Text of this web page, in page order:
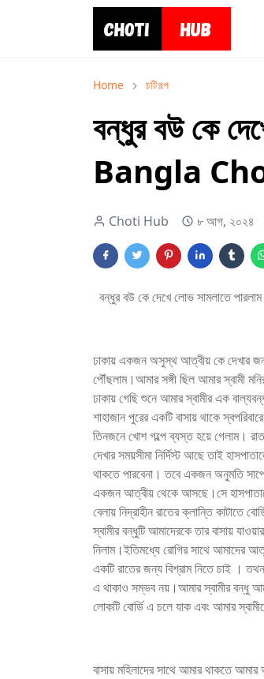
Home চটিগল্প
বন্ধুর বউ কে
Bangla
Choti Hub ৮ আগ, ২০২৪
বন্ধুর বউ কে দেখে লোভ সামলাতে পারলাম
ঢাকায় একজন অসুস্থ আত্বীয় কে দেখার জন্য
পৌঁছলাম।আমার সঙ্গী ছিল আমার স্বামী
ঢাকায় গেছি শুনে আমার স্বামীর এক
শাহাজান পুরের একটি বাসায় থাকে
তিনজনে খোশ গল্পে ব্যস্ত হয়ে গেলাম।
দেখার সময়সীমা নির্দিস্ট আছে তাই
থাকতে পারবেনা। তবে একজন অনুমতি
একজন আত্বীয় থেকে আসছে।সে
বেলায় নিদ্রাহীন রাতের ক্লান্তি কাটাতে
স্বামীর বন্ধুটি আমাদেরকে তার বাসায়
নিলাম।ইতিমধ্যে রোগির সাথে আমাদের
একটি রাতের জন্য বিশ্রাম নিতে চাই ।
এ থাকাও সম্ভব নয়।আমার স্বামীর বন্ধু
লোকটি বোর্ডি এ চলে যাক এবং আমার
বাসায় মহিলাদের সাথে আমার থাকতে